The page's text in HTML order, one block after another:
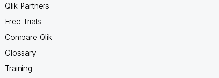
Qlik Partners
Free Trials
Compare Qlik
Glossary
Training